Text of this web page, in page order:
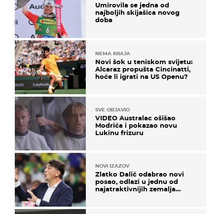
Umirovila se jedna od
najboljih skijašica novog
doba
NEMA KRAJA
Novi šok u teniskom svijetu:
Alcaraz propušta Cincinatti,
hoće li igrati na US Openu?
SVE OBJAVIO
VIDEO Australac ošišao
Modrića i pokazao novu
Lukinu frizuru
NOVI IZAZOV
Zlatko Dalić odabrao novi
posao, odlazi u jednu od
najatraktivnijih zemalja